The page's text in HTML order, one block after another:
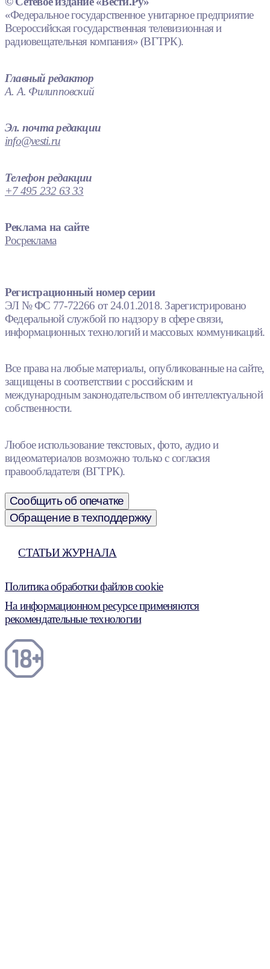
«Федеральное государственное унитарное предприятие
Всероссийская государственная телевизионная и
радиовещательная компания» (ВГТРК).
Главный редактор
А. А. Филипповский
Эл. почта редакции
info@vesti.ru
Телефон редакции
+7 495 232 63 33
Реклама на сайте
Росреклама
Регистрационный номер серии
ЭЛ № ФС 77-72266 от 24.01.2018. Зарегистрировано
Федеральной службой по надзору в сфере связи,
информационных технологий и массовых коммуникаций.
Все права на любые материалы, опубликованные на сайте,
защищены в соответствии с российским и
международным законодательством об интеллектуальной
собственности.
Любое использование текстовых, фото, аудио и
видеоматериалов возможно только с согласия
правообладателя (ВГТРК).
Сообщить об опечатке
Обращение в техподдержку
СТАТЬИ ЖУРНАЛА
Политика обработки файлов cookie
На информационном ресурсе применяются
рекомендательные технологии